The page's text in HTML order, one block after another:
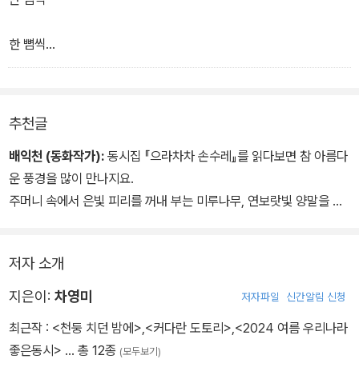
구슬땀 닦는 할아버지 뒤에
하나 둘, 사람들이 모인다.
으라차차
손수레가
오르막길을 오른다.
으라차차
할아버지를 밀고 간다.
한 뼘씩
그런
사람들만
타세요.
-만원 버스 올림
추천글
배익천 (동화작가): 동시집 『으라차차 손수레』를 읽다보면 참 아름다
운 풍경을 많이 만나지요.
주머니 속에서 은빛 피리를 꺼내 부는 미루나무, 연보랏빛 양말을 꺼
그리고 미처 몰랐던 것들을 알게 되지요. 바닷물에 내 눈물도 들어있
다는 것, 손도 발도 없는 안개가 무지무지하게 힘이 세다는 것, 할아버
참, 개밥바라기처럼 딴 짓하는 별도 볼 수 있어요.
으라차차!
저자 소개
지은이: 차영미 저자파일 신간알림 신청
최근작 : <천둥 치던 밤에>,<커다란 도토리>,<2024 여름 우리나라
좋은동시> … 총 12종 (모두보기)